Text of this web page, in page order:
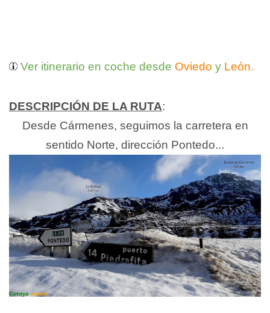
Ver itinerario en coche desde Oviedo y León.
DESCRIPCIÓN DE LA RUTA:
Desde Cármenes, seguimos la carretera en
sentido Norte, dirección Pontedo...